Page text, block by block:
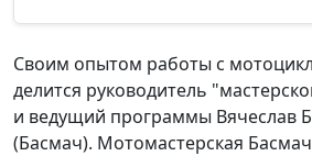
Своим опытом работы с
делится руководитель
и ведущий программы Вячеслав
(Басмач). Мотомастерская